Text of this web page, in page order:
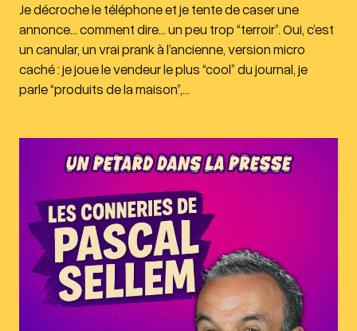
Je décroche le téléphone et je tente de caser une
annonce… comment dire… un peu trop “terroir”. Oui, c’est
un canular, un vrai prank à l’ancienne, version micro
caché : je joue le vendeur le plus “cool” du journal, je
parle “produits de la maison”,…